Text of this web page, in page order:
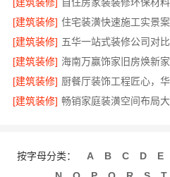
[建筑装修] 住宅装潢快速施工实景
[建筑装修]
[建筑装修] 海南万赢饰家旧房焕新
[建筑装修] 厨餐厅装饰工程匠心，
[建筑装修]
按字母分类： A B C D E